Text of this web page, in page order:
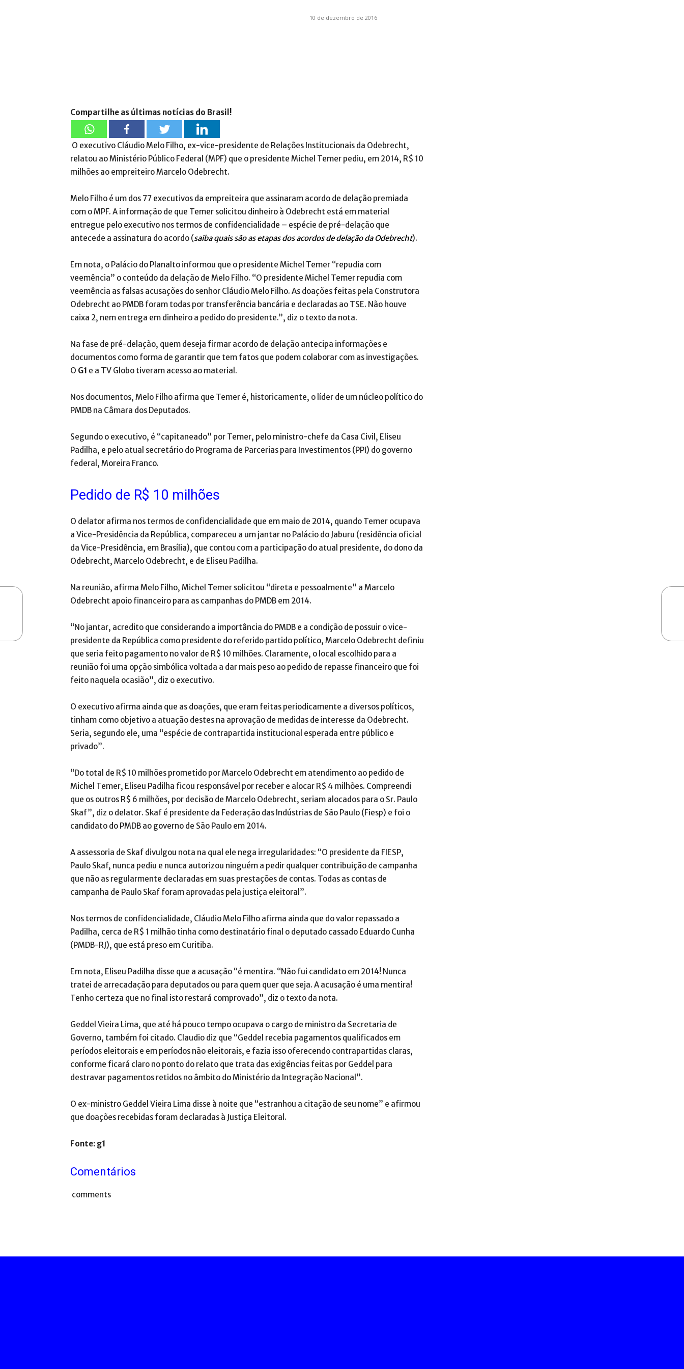
10 de dezembro de 2016
Compartilhe as últimas notícias do Brasil!
O executivo Cláudio Melo Filho, ex-vice-presidente de Relações Institucionais da Odebrecht,
relatou ao Ministério Público Federal (MPF) que o presidente Michel Temer pediu, em 2014, R$ 10
milhões ao empreiteiro Marcelo Odebrecht.
Melo Filho é um dos 77 executivos da empreiteira que assinaram acordo de delação premiada
com o MPF. A informação de que Temer solicitou dinheiro à Odebrecht está em material
entregue pelo executivo nos termos de confidencialidade – espécie de pré-delação que
antecede a assinatura do acordo (saiba quais são as etapas dos acordos de delação da Odebrecht).
Em nota, o Palácio do Planalto informou que o presidente Michel Temer “repudia com
veemência” o conteúdo da delação de Melo Filho. “O presidente Michel Temer repudia com
veemência as falsas acusações do senhor Cláudio Melo Filho. As doações feitas pela Construtora
Odebrecht ao PMDB foram todas por transferência bancária e declaradas ao TSE. Não houve
caixa 2, nem entrega em dinheiro a pedido do presidente.”, diz o texto da nota.
Na fase de pré-delação, quem deseja firmar acordo de delação antecipa informações e
documentos como forma de garantir que tem fatos que podem colaborar com as investigações.
O G1 e a TV Globo tiveram acesso ao material.
Nos documentos, Melo Filho afirma que Temer é, historicamente, o líder de um núcleo político do
PMDB na Câmara dos Deputados.
Segundo o executivo, é “capitaneado” por Temer, pelo ministro-chefe da Casa Civil, Eliseu
Padilha, e pelo atual secretário do Programa de Parcerias para Investimentos (PPI) do governo
federal, Moreira Franco.
Pedido de R$ 10 milhões
O delator afirma nos termos de confidencialidade que em maio de 2014, quando Temer ocupava
a Vice-Presidência da República, compareceu a um jantar no Palácio do Jaburu (residência oficial
da Vice-Presidência, em Brasília), que contou com a participação do atual presidente, do dono da
Odebrecht, Marcelo Odebrecht, e de Eliseu Padilha.
Na reunião, afirma Melo Filho, Michel Temer solicitou “direta e pessoalmente” a Marcelo
Odebrecht apoio financeiro para as campanhas do PMDB em 2014.
“No jantar, acredito que considerando a importância do PMDB e a condição de possuir o vice-
presidente da República como presidente do referido partido político, Marcelo Odebrecht definiu
que seria feito pagamento no valor de R$ 10 milhões. Claramente, o local escolhido para a
reunião foi uma opção simbólica voltada a dar mais peso ao pedido de repasse financeiro que foi
feito naquela ocasião”, diz o executivo.
O executivo afirma ainda que as doações, que eram feitas periodicamente a diversos políticos,
tinham como objetivo a atuação destes na aprovação de medidas de interesse da Odebrecht.
Seria, segundo ele, uma “espécie de contrapartida institucional esperada entre público e
privado”.
“Do total de R$ 10 milhões prometido por Marcelo Odebrecht em atendimento ao pedido de
Michel Temer, Eliseu Padilha ficou responsável por receber e alocar R$ 4 milhões. Compreendi
que os outros R$ 6 milhões, por decisão de Marcelo Odebrecht, seriam alocados para o Sr. Paulo
Skaf”, diz o delator. Skaf é presidente da Federação das Indústrias de São Paulo (Fiesp) e foi o
candidato do PMDB ao governo de São Paulo em 2014.
A assessoria de Skaf divulgou nota na qual ele nega irregularidades: “O presidente da FIESP,
Paulo Skaf, nunca pediu e nunca autorizou ninguém a pedir qualquer contribuição de campanha
que não as regularmente declaradas em suas prestações de contas. Todas as contas de
campanha de Paulo Skaf foram aprovadas pela justiça eleitoral”.
Nos termos de confidencialidade, Cláudio Melo Filho afirma ainda que do valor repassado a
Padilha, cerca de R$ 1 milhão tinha como destinatário final o deputado cassado Eduardo Cunha
(PMDB-RJ), que está preso em Curitiba.
Em nota, Eliseu Padilha disse que a acusação “é mentira. “Não fui candidato em 2014! Nunca
tratei de arrecadação para deputados ou para quem quer que seja. A acusação é uma mentira!
Tenho certeza que no final isto restará comprovado”, diz o texto da nota.
Geddel Vieira Lima, que até há pouco tempo ocupava o cargo de ministro da Secretaria de
Governo, também foi citado. Claudio diz que “Geddel recebia pagamentos qualificados em
períodos eleitorais e em períodos não eleitorais, e fazia isso oferecendo contrapartidas claras,
conforme ficará claro no ponto do relato que trata das exigências feitas por Geddel para
destravar pagamentos retidos no âmbito do Ministério da Integração Nacional”.
O ex-ministro Geddel Vieira Lima disse à noite que “estranhou a citação de seu nome” e afirmou
que doações recebidas foram declaradas à Justiça Eleitoral.
Fonte: g1
Comentários
comments